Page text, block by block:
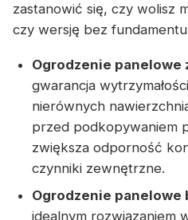
zastanowić się, czy wolisz
czy wersję bez
Ogrodzenie panelowe
gwarancja
nierównych
przed podkopywaniem
zwiększa odporność
czynniki zewnętrzne.
Ogrodzenie panelowe
idealnym rozwiązaniem